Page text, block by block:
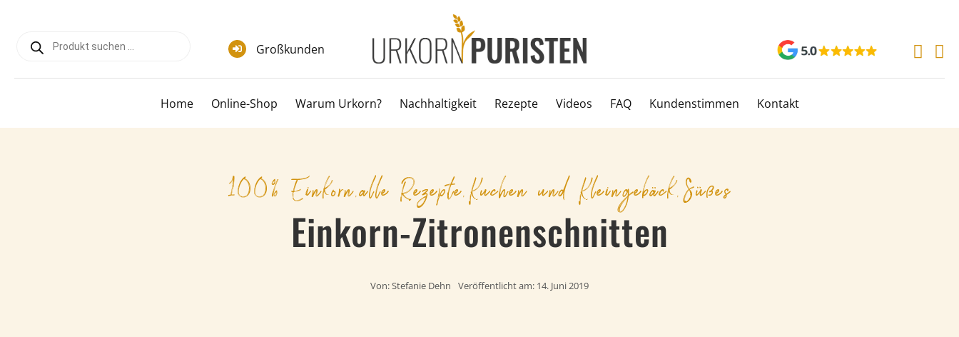
springen
search Großkunden
Home Online-Shop Warum Urkorn? Nachhaltigkeit Rezepte Videos FAQ Kundenstimmen Kontakt
100% Einkorn,alle Rezepte Kuchen und Kleingebäck Süßes
Einkorn-Zitronenschnitten
Von:Stefanie Dehn Veröffentlicht am: 14. Juni 2019